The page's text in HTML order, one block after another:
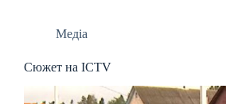
Медіа
Сюжет на ICTV